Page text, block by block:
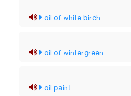
oil of white birch
oil of wintergreen
oil paint